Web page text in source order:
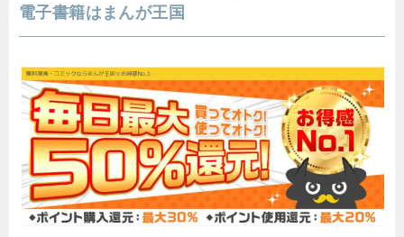
電子書籍はまんが王国